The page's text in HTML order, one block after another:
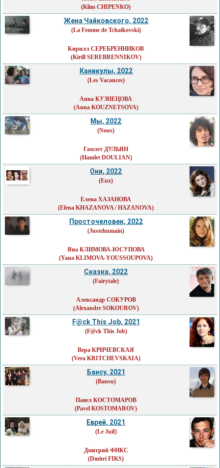
(Klim CHIPENKO)
Жена Чайковского, 2022
(La Femme de Tchaïkovski)
Кирилл СЕРЕБРЕННИКОВ
(Kirill SEREBRENNIKOV)
Каникулы, 2022
(Les Vacances)
Анна КУЗНЕЦОВА
(Anna KOUZNETSOVA)
Мы, 2022
(Nous)
Гамлет ДУЛЬЯН
(Hamlet DOULIAN)
Они, 2022
(Eux)
Елена ХАЗАНОВА
(Elena KHAZANOVA / HAZANOVA)
Просточеловек, 2022
(Justehumain)
Яна КЛИМОВА-ЮСУПОВА
(Yana KLIMOVA-YOUSSOUPOVA)
Сказка, 2022
(Fairytale)
Александр СОКУРОВ
(Alexandre SOKOUROV)
F@ck This Job, 2021
(F@ck This Job)
Вера КРИЧЕВСКАЯ
(Vera KRITCHEVSKAIA)
Бансу, 2021
(Bansu)
Павел КОСТОМАРОВ
(Pavel KOSTOMAROV)
Еврей, 2021
(Le Juif)
Дмитрий ФИКС
(Dmitri FIKS)